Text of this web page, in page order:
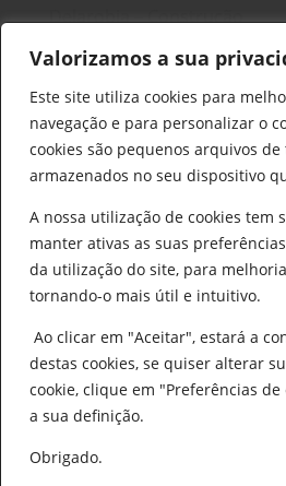
Valorizamos a sua
Este site utiliza cookies para
navegação e para personalizar o
cookies são pequenos arquivos
armazenados no seu dispositivo
A nossa utilização de cookies tem
manter ativas as suas
da utilização do site, para
tornando-o mais útil e intuitivo.
Ao clicar em "Aceitar", estará a
destas cookies, se quiser alterar
cookie, clique em "Preferências
a sua definição.
Obrigado.
Delarobia – Construção
912 441 514
construcao@delarobia.pt
R. António Andrade, 1171
2820-287 • Charneca de Caparica
© All Copyright 2025 by